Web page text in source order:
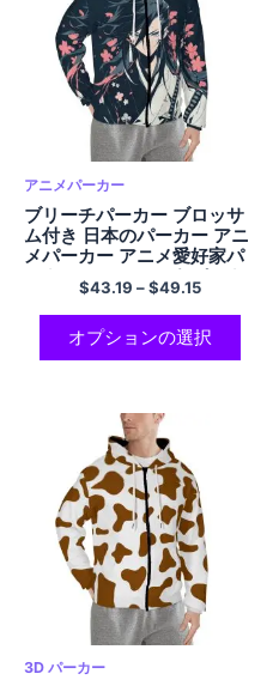
アニメパーカー
ブリーチパーカー ブロッサ
ム付き 日本のパーカー アニ
メパーカー アニメ愛好家パ
ーカー コンフォートパーカ
ー クールなポリエステル ジ
ップアップ フード付きスウ
ェットシャツ 男性と女性用
$43.19 –$49.15
オプションの選択
3D パーカー